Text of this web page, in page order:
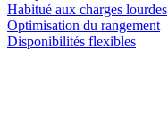
Habitué aux charges lourdes
Optimisation du rangement
Disponibilités flexibles